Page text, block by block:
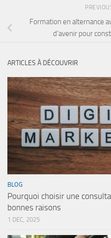
Formation en alternance
d’avenir pour
ARTICLES À DÉCOUVRIR
BLOG
Pourquoi choisir une
bonnes raisons
1 DEC, 2025